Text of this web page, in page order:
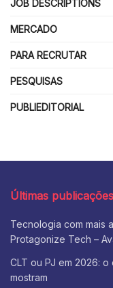
JOB DESCRIPTIONS
MERCADO
PARA RECRUTAR
PESQUISAS
PUBLIEDITORIAL
Últimas publicações
Tecnologia com mais
Protagonize Tech –
CLT ou PJ em 2026:
mostram